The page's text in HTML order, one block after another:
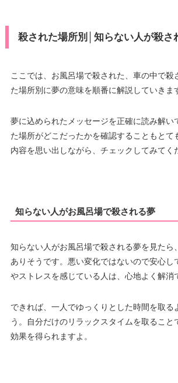
殺された場所別│知らない人が殺さ
ここでは、お風呂場で殺された、車の中で殺
た場所別に夢の意味を順番に解説していきま
夢に込められたメッセージを正確に読み解い
た場所がどこだったかを確認することもとて
内容を思い出しながら、チェックしてみてく
知らない人がお風呂場で殺される夢
知らない人がお風呂場で殺される夢を見たら
ありそうです。悪い変化ではないので安心し
やストレスを感じている人は、心地よく解消
できれば、一人でゆっくりとした時間を取る
う。自分だけのリラックスタイムを取ること
効果を得られますよ。